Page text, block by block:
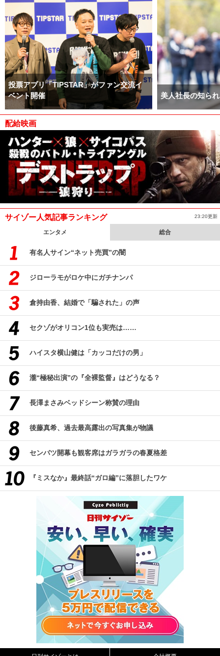
投票アプリ「TIPSTAR」がファン交流イ
ベント開催
美人社長の知ら
配給映画
サイゾー人気記事ランキング 23:20更新
エンタメ 総合
有名人サイン“ネット売買”の闇
ジローラモがロケ中にガチナンパ
倉持由香、結婚で「騙された」の声
セクゾがオリコン1位も実売は……
ハイスタ横山健は「カッコだけの男」
瀧“極秘出演”の『全裸監督』はどうなる？
長澤まさみベッドシーン称賛の理由
後藤真希、過去最高露出の写真集が物議
センバツ開幕も観客席はガラガラの春夏格差
『ミスなか』最終話“ガロ編”に落胆したワケ